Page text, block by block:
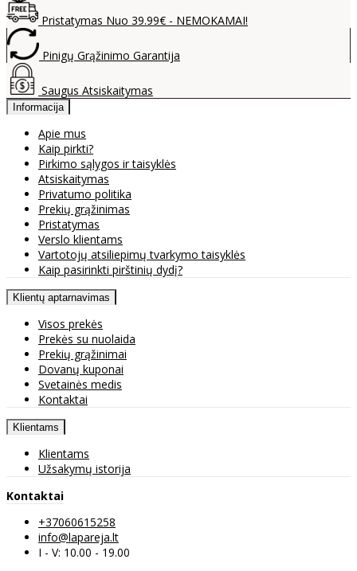
Pristatymas Nuo 39.99€ - NEMOKAMAI!
Pinigų Grąžinimo Garantija
Saugus Atsiskaitymas
Informacija
Apie mus
Kaip pirkti?
Pirkimo sąlygos ir taisyklės
Atsiskaitymas
Privatumo politika
Prekių grąžinimas
Pristatymas
Verslo klientams
Vartotojų atsiliepimų tvarkymo taisyklės
Kaip pasirinkti pirštinių dydį?
Klientų aptarnavimas
Visos prekės
Prekės su nuolaida
Prekių grąžinimai
Dovanų kuponai
Svetainės medis
Kontaktai
Klientams
Klientams
Užsakymų istorija
Kontaktai
+37060615258
info@lapareja.lt
I - V: 10.00 - 19.00